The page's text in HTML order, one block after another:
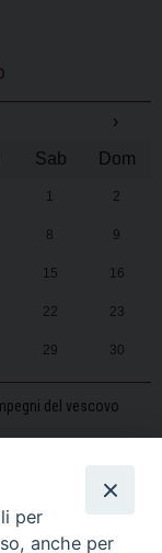
›
Sab Dom
1 2
8 9
15 16
22 23
29 30
5 6
del vescovo
2026
per
anche per